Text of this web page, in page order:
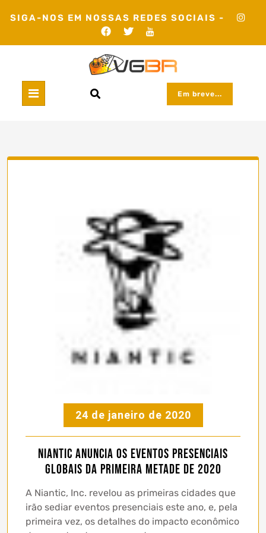
SIGA-NOS EM NOSSAS REDES SOCIAIS -
Em breve...
24 de janeiro de 2020
Niantic anuncia os eventos presenciais
globais da primeira metade de 2020
A Niantic, Inc. revelou as primeiras cidades que
irão sediar eventos presenciais este ano, e, pela
primeira vez, os detalhes do impacto econômico